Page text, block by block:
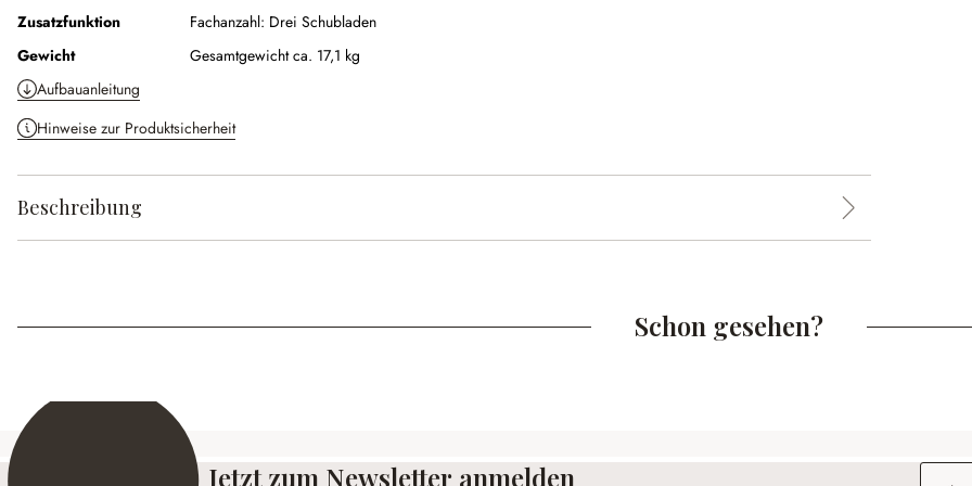
Zusatzfunktion Fachanzahl: Drei Schubladen
Gewicht
Gesamtgewicht ca. 17,1 kg
Aufbauanleitung
Hinweise zur Produktsicherheit
Beschreibung
Schon gesehen?
Jetzt zum Newsletter anmelden E-Mail-